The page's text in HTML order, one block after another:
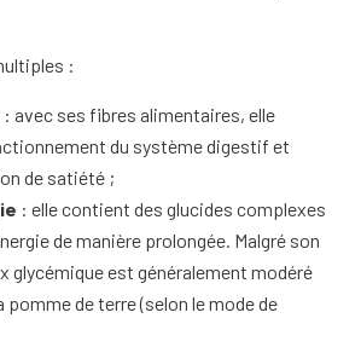
:
: avec ses fibres alimentaires, elle
du système digestif et
de satiété ;
: elle contient des glucides complexes
de manière prolongée. Malgré son
glycémique est généralement modéré
pomme de terre (selon le mode de